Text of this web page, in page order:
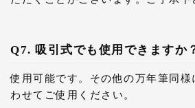
Q7. 吸引式でも使用できますか
使用可能です。その他の万年筆同様
わせてご使用ください。